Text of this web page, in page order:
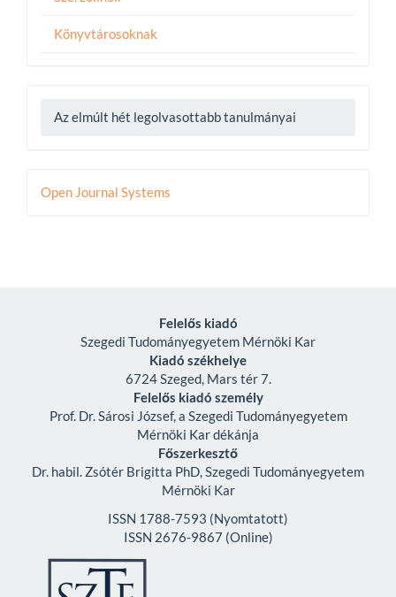
Könyvtárosoknak
Az elmúlt hét legolvasottabb tanulmányai
Developed
Open Journal Systems
Felelős kiadó
Szegedi Tudományegyetem Mérnöki Kar
Kiadó székhelye
6724 Szeged, Mars tér 7.
Felelős kiadó személy
Prof. Dr. Sárosi József, a Szegedi Tudományegyetem
Mérnöki Kar dékánja
Főszerkesztő
Dr. habil. Zsótér Brigitta PhD, Szegedi Tudományegyetem
Mérnöki Kar
ISSN 1788-7593 (Nyomtatott)
ISSN 2676-9867 (Online)